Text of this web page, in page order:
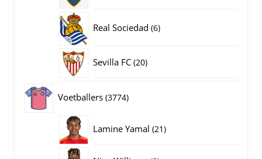
Real Sociedad 66
Sevilla FC 2020
Voetballers 37743774
Lamine Yamal 2121